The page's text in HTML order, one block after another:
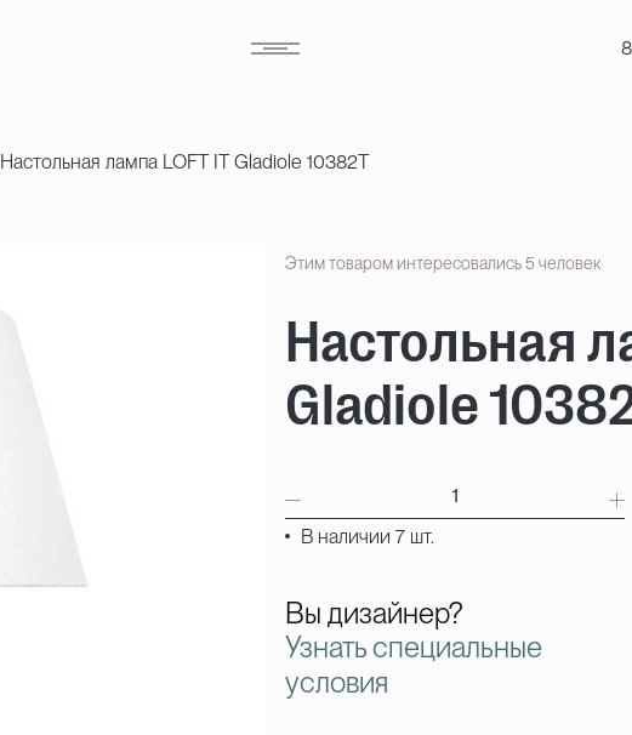
Настольная лампа LOFT IT Gladiole 10382T
Этим товаром интересовались 5 человек
Настольная
Gladiole
В наличии 7 шт.
Вы дизайнер?
Узнать специальные
условия